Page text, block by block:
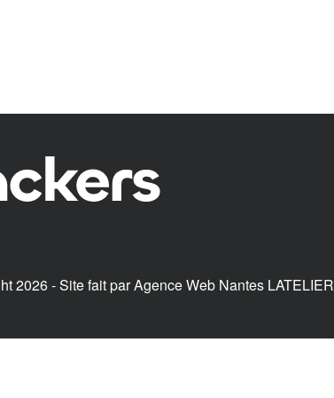
2026 - Site fait parAgence Web Nantes LATELIER